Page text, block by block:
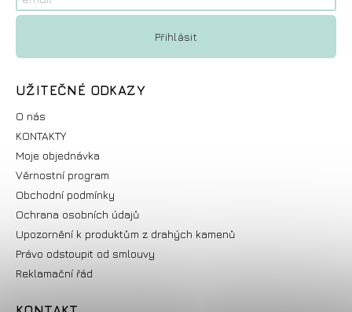
UŽITEČNÉ ODKAZY
O nás
KONTAKTY
Moje objednávka
Věrnostní program
Obchodní podmínky
Ochrana osobních údajů
Upozornění k produktům z drahých kamenů
Právo odstoupit od smlouvy
Reklamační řád